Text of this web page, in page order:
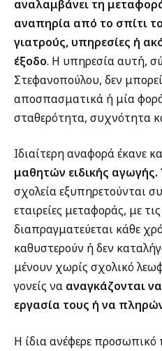
αναλαμβάνει τη
αναπηρία από το σπίτι
γιατρούς, υπηρεσίες ή
έξοδο. Η υπηρεσία αυτή,
Στεφανοπούλου, δεν μπορεί
αποσπασματικά ή μία
σταθερότητα, συχνότητα
Ιδιαίτερη αναφορά έκανε
μαθητών ειδικής αγωγής.
σχολεία εξυπηρετούνται
εταιρείες μεταφοράς, με
διαπραγματεύεται κάθε
καθυστερούν ή δεν
μένουν χωρίς σχολικό
γονείς να αναγκάζονται
εργασία τους ή να
Η ίδια ανέφερε προσωπικό